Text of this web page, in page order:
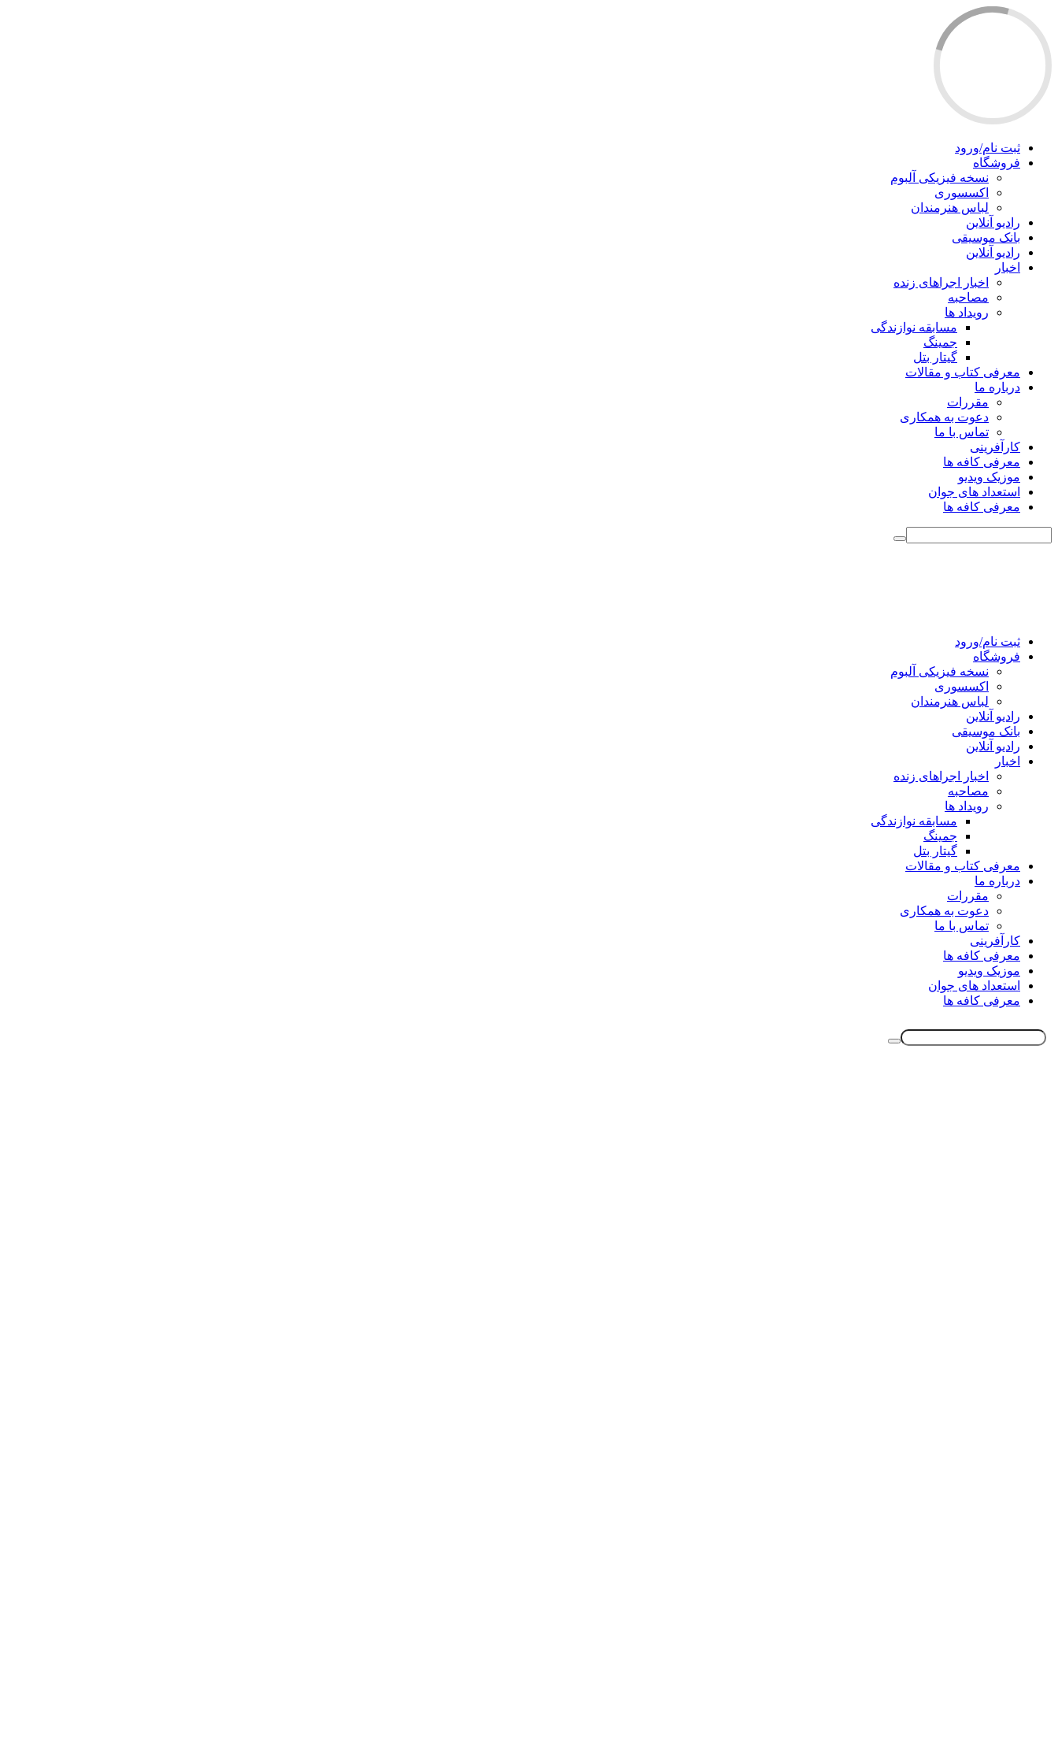
ثبت نام/ورود
فروشگاه
نسخه فیزیکی آلبوم
اکسسوری
لباس هنرمندان
رادیو آنلاین
بانک موسیقی
رادیو آنلاین
اخبار
اخبار اجراهای زنده
مصاحبه
رویداد ها
مسابقه نوازندگی
جمینگ
گیتار بتل
معرفی کتاب و مقالات
درباره ما
مقررات
دعوت به همکاری
تماس با ما
کارآفرینی
معرفی کافه ها
موزیک ویدیو
استعداد های جوان
معرفی کافه ها
ثبت نام/ورود
فروشگاه
نسخه فیزیکی آلبوم
اکسسوری
لباس هنرمندان
رادیو آنلاین
بانک موسیقی
رادیو آنلاین
اخبار
اخبار اجراهای زنده
مصاحبه
رویداد ها
مسابقه نوازندگی
جمینگ
گیتار بتل
معرفی کتاب و مقالات
درباره ما
مقررات
دعوت به همکاری
تماس با ما
کارآفرینی
معرفی کافه ها
موزیک ویدیو
استعداد های جوان
معرفی کافه ها